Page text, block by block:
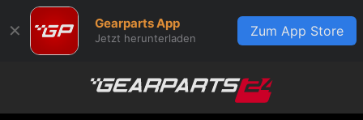
✕ Gearparts App
Jetzt herunterladen Zum App Store